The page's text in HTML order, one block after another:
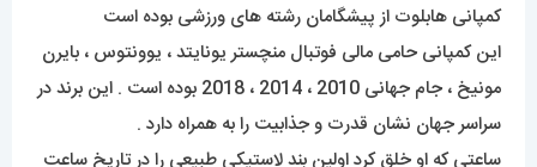
کمپانی هابلوت از پیشگامان رشته های ورزشی بوده است
این کمپانی حامی مالی فوتبال منچستر یونایتد ، یوونتوس ، بایرن
مونیخ ، جام جهانی 2010 ، 2014 ، 2018 بوده است . این برند در
سراسر جهان نشان قدرت و جذابیت را به همراه دارد .
ساعتی که او خلق کرد اولین بند لاستیکی طبیعی را در تاریخ ساعت